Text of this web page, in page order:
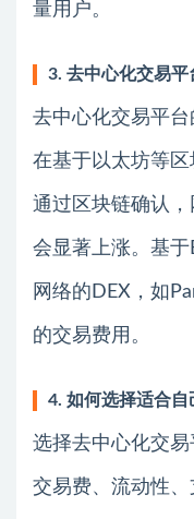
量用户。
3. 去中心化交易平
去中心化交易平
在基于以太坊等
通过区块链确认
会显著上涨。基于
网络的DEX，如
的交易费用。
4. 如何选择适合自
选择去中心化交
交易费、流动性